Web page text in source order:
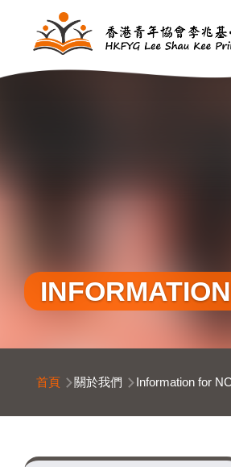
移至主內容
航
連
結
首頁 關於我們 Information for